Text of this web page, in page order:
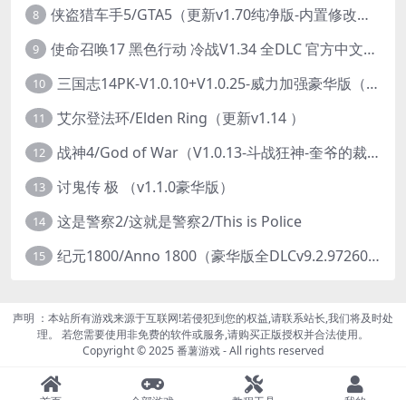
8 侠盗猎车手5/GTA5（更新v1.70纯净版-内置修改器+通关存档）
9 使命召唤17 黑色行动 冷战V1.34 全DLC 官方中文版COD17
10 三国志14PK-V1.0.10+V1.0.25-威力加强豪华版（武将面容套装-全DLC+季票+特典+中文语音+编辑修改器）
11 艾尔登法环/Elden Ring（更新v1.14 ）
12 战神4/God of War（V1.0.13-斗战狂神-奎爷的裁决+全DLC）
13 讨鬼传 极 （v1.1.0豪华版）
14 这是警察2/这就是警察2/This is Police
15 纪元1800/Anno 1800（豪华版全DLCv9.2.972600）
声明 ：本站所有游戏来源于互联网!若侵犯到您的权益,请联系站长,我们将及时处
理。 若您需要使用非免费的软件或服务,请购买正版授权并合法使用。
Copyright © 2025 番薯游戏 - All rights reserved